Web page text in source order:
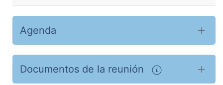
Agenda
Documentos de la reunión